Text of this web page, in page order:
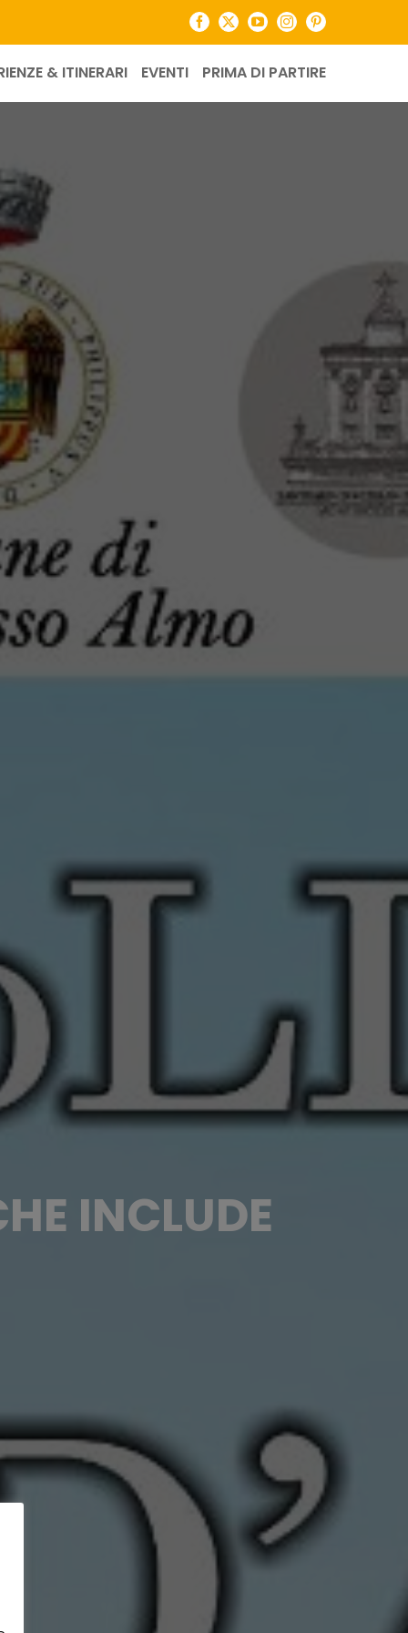
Facebook
X YouTubeInstagramPinterest
& ITINERARI EVENTI PRIMA DI PARTIRE
INCLUDE